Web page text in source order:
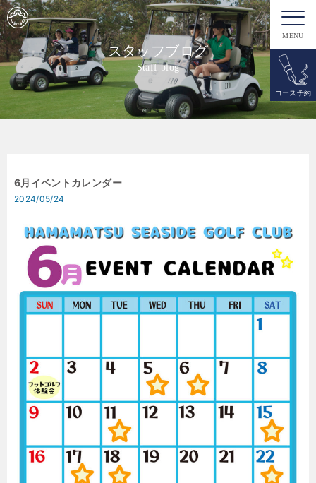
MENU
コース予約
スタッフブログ
Staff blog
6月イベントカレンダー
2024/05/24